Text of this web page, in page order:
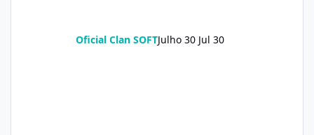
Oficial Clan SOFTJulho 30 Jul 30